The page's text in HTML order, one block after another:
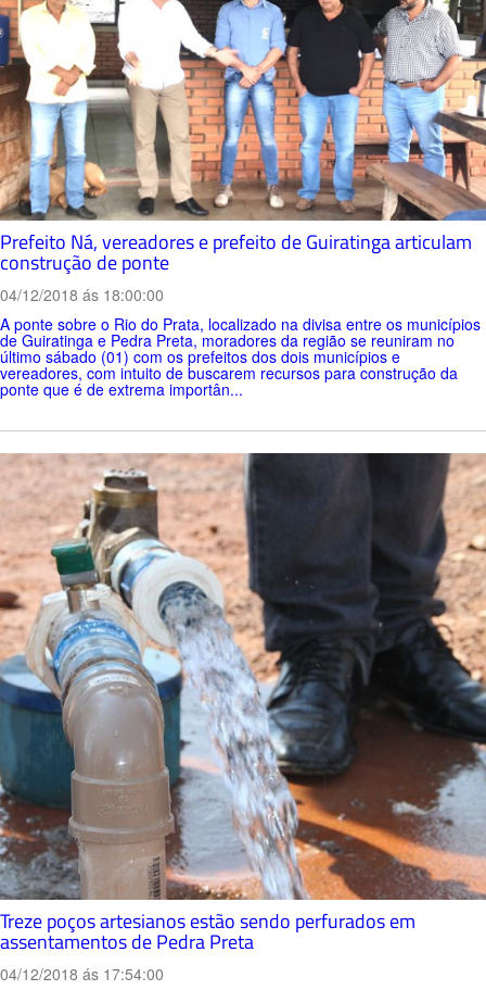
Prefeito Ná, vereadores e prefeito de Guiratinga articulam
construção de ponte
04/12/2018 ás 18:00:00
A ponte sobre o Rio do Prata, localizado na divisa entre os municípios
de Guiratinga e Pedra Preta, moradores da região se reuniram no
último sábado (01) com os prefeitos dos dois municípios e
vereadores, com intuito de buscarem recursos para construção da
ponte que é de extrema importân...
Treze poços artesianos estão sendo perfurados em
assentamentos de Pedra Preta
04/12/2018 ás 17:54:00